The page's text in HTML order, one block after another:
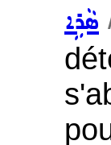
ܣܵܪܹܐ